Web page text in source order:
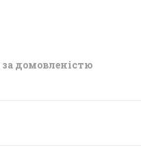
за домовленістю